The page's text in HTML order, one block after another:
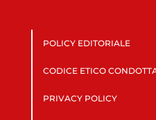
POLICY EDITORIALE
CODICE ETICO
PRIVACY POLICY